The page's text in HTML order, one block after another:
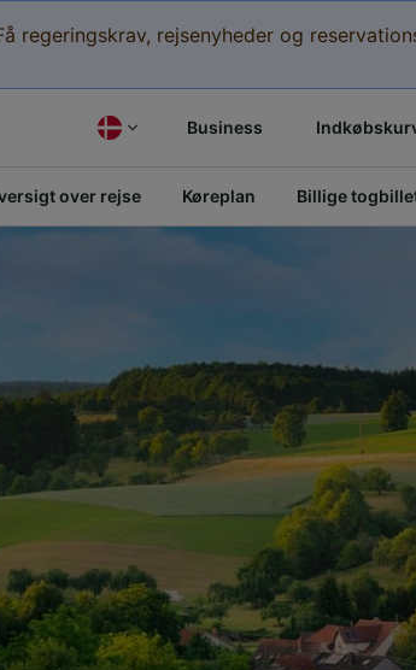
regeringskrav, rejsenyheder og
Business
over rejse Køreplan Billige